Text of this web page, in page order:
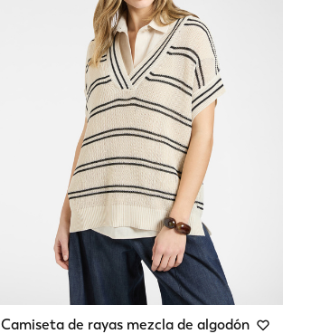
Camiseta de rayas mezcla de algodón